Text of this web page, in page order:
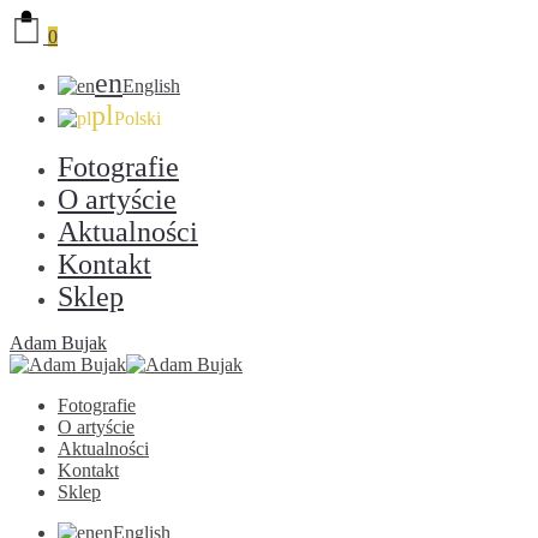
0
enEnglish
plPolski
Fotografie
O artyście
Aktualności
Kontakt
Sklep
Adam Bujak
Fotografie
O artyście
Aktualności
Kontakt
Sklep
enEnglish